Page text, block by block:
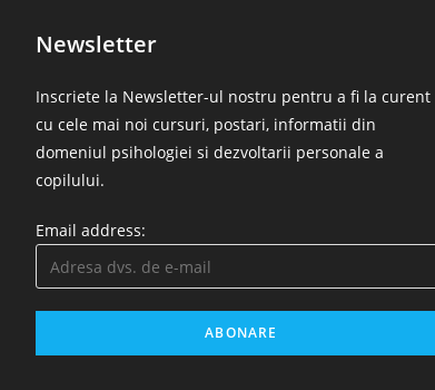
Newsletter
Inscriete la Newsletter-ul nostru pentru a fi la curent
cu cele mai noi cursuri, postari, informatii din
domeniul psihologiei si dezvoltarii personale a
copilului.
Email address: